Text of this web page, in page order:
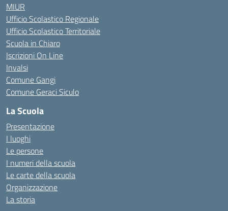
MIUR
Ufficio Scolastico Regionale
Ufficio Scolastico Territoriale
Scuola in Chiaro
Iscrizioni On Line
Invalsi
Comune Gangi
Comune Geraci Siculo
La Scuola
Presentazione
I luoghi
Le persone
I numeri della scuola
Le carte della scuola
Organizzazione
La storia